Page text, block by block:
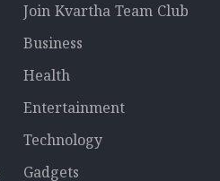
Join Kvartha Team Club
Business
Health
Entertainment
Technology
Gadgets